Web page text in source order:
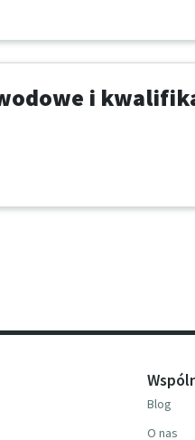
i
Blog
O nas